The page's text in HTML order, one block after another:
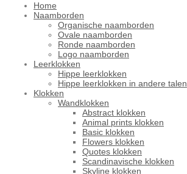
Home
Naamborden
Organische naamborden
Ovale naamborden
Ronde naamborden
Logo naamborden
Leerklokken
Hippe leerklokken
Hippe leerklokken in andere talen
Klokken
Wandklokken
Abstract klokken
Animal prints klokken
Basic klokken
Flowers klokken
Quotes klokken
Scandinavische klokken
Skyline klokken